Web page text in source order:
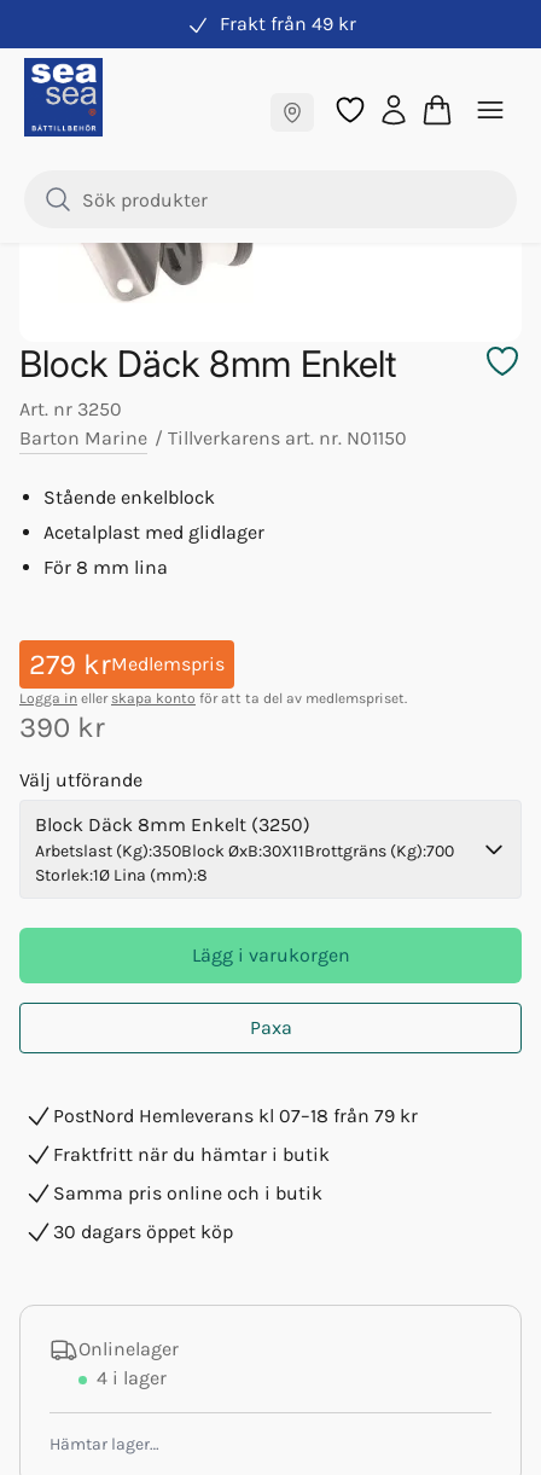
Frakt från 49 kr
Samma pris online & i butik
Block Däck 8mm Enkelt
Art. nr 3250
Barton Marine / Tillverkarens art. nr. N01150
Stående enkelblock
Acetalplast med glidlager
För 8 mm lina
279 krMedlemspris
Logga in eller skapa konto för att ta del av medlemspriset.
390 kr
Välj utförande
Block Däck 8mm Enkelt (3250)
Arbetslast (Kg):350Block ØxB:30X11Brottgräns (Kg):700
Storlek:1Ø Lina (mm):8
Lägg i varukorgen
Paxa
PostNord Hemleverans kl 07–18 från 79 kr
Fraktfritt när du hämtar i butik
Samma pris online och i butik
30 dagars öppet köp
Onlinelager
4 i lager
Hämtar lager…